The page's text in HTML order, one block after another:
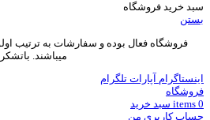
سبد خرید فروشگاه
بستن
فروشگاه فعال بوده و سفارشات به ترتیب
میباشند. باتشکر
اینستاگرام آپارات تلگرام
فروشگاه
0
items سبد خريد
حساب کاربری من